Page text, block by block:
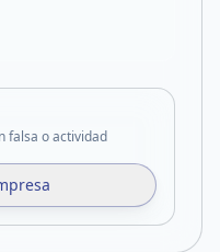
falsa o actividad